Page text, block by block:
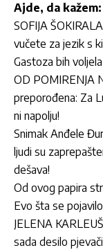
Ajde, da
SOFIJA
vučete za jezik s
Gastoza bih
OD POMIRENJA
preporođena: Za
ni napolju!
Snimak Anđele
ljudi su
dešava!
Od ovog papira
Evo šta se
JELENA
sada desilo